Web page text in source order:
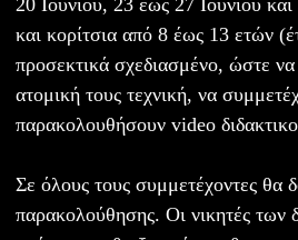
και κορίτσια από 8 έως 13 ετών
προσεκτικά σχεδιασμένο, ώστε
ατομική τους τεχνική, να
παρακολουθήσουν video
Σε όλους τους συμμετέχοντες θα
παρακολούθησης. Οι νικητές των